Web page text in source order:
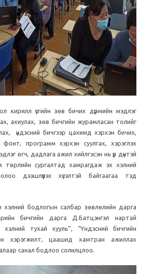
кирилл үсгийн зөв бичих дүрмийн мэдлэг
ахиулах, зөв бичгийн журамласан толийг
үндэсний бичгээр цахимд хэрхэн бичих,
фонт, программ хэрхэн суулгах, хэрэглэх
өгч, дадлага ажил хийлгэсэн нь үр дүнтэй
сургалтад хамрагдаж эх хэлний
дээшлүүлэх хүсэлтэй байгаагаа тэд
бодлогын салбар зөвлөлийн дарга
бичгийн дарга Д.Батцэнгэл нартай
тухай хууль”, “Үндэсний бичгийн
хэрэгжилт, цаашид хамтран ажиллах
санал бодлоо солилцлоо.